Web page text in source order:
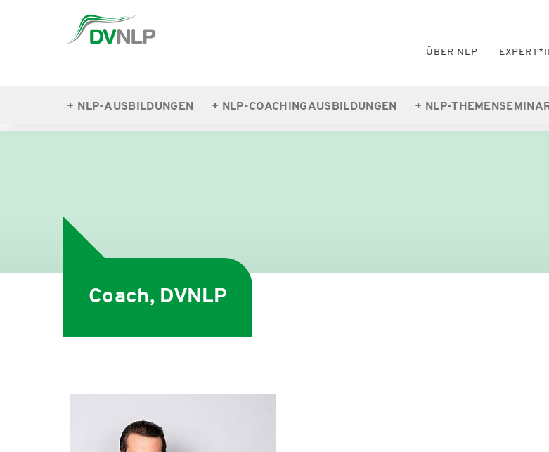
NLP-AUSBILDUNGEN NLP-COACHINGAUSBILDUNGEN NLP-
ÜBER NLP
Coach, DVNLP